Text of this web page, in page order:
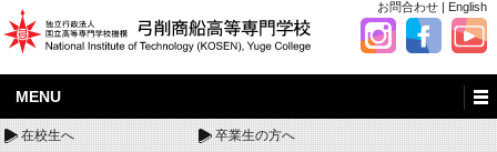
お問合わせ | English
MENU
在校生へ 卒業生の方へ